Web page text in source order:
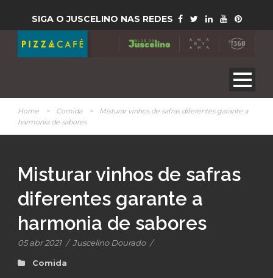
SIGA O JUSCELINO NAS REDES
Home > Comida >
Misturar vinhos de safras diferentes garante a
harmonia de sabores
Misturar vinhos de safras
diferentes garante a
harmonia de sabores
05 abr 2021 / Juscelino Dourado /
Comida